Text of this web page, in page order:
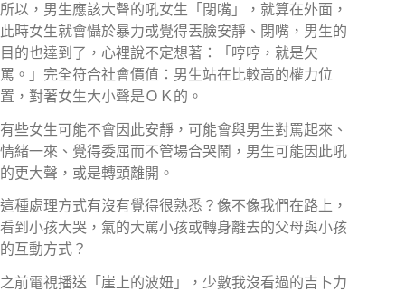
所以，男生應該大聲的吼女生「閉嘴」，就算在外面，
此時女生就會懾於暴力或覺得丟臉安靜、閉嘴，男生的
目的也達到了，心裡說不定想著：「哼哼，就是欠
罵。」完全符合社會價值：男生站在比較高的權力位
置，對著女生大小聲是ＯＫ的。
有些女生可能不會因此安靜，可能會與男生對罵起來、
情緒一來、覺得委屈而不管場合哭鬧，男生可能因此吼
的更大聲，或是轉頭離開。
這種處理方式有沒有覺得很熟悉？像不像我們在路上，
看到小孩大哭，氣的大罵小孩或轉身離去的父母與小孩
的互動方式？
之前電視播送「崖上的波妞」，少數我沒看過的吉卜力